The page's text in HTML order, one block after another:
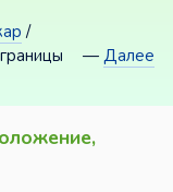
/
—Далее